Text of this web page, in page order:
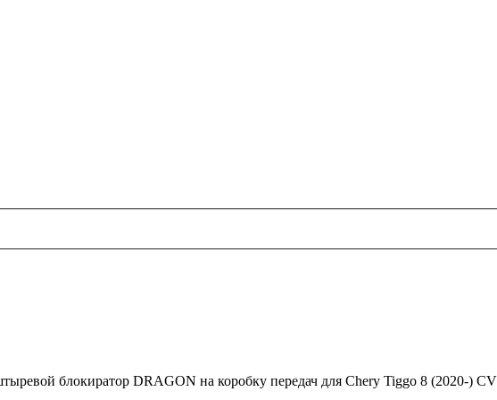
блокиратор DRAGON на коробку передач для Chery Tiggo 8 (2020-)